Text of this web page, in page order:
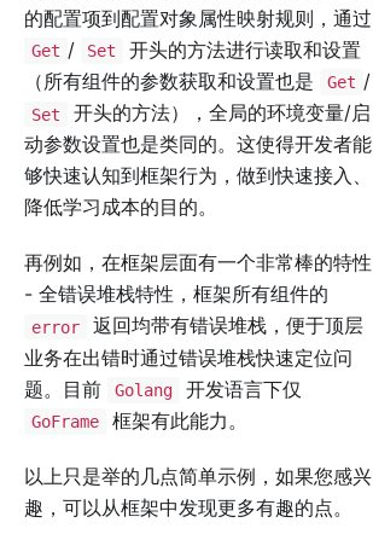
的配置项到配置对象属性映射规则，通过
Get / Set
开头的方法进行读取和设置
（所有组件的参数获取和设置也是
Get /
Set
开头的方法），全局的环境变量/启
动参数设置也是类同的。这使得开发者能
够快速认知到框架行为，做到快速接入、
降低学习成本的目的。
再例如，在框架层面有一个非常棒的特性
- 全错误堆栈特性，框架所有组件的
error
返回均带有错误堆栈，便于顶层
业务在出错时通过错误堆栈快速定位问
题。目前
Golang 开发语言下仅
GoFrame 框架有此能力。
以上只是举的几点简单示例，如果您感兴
趣，可以从框架中发现更多有趣的点。